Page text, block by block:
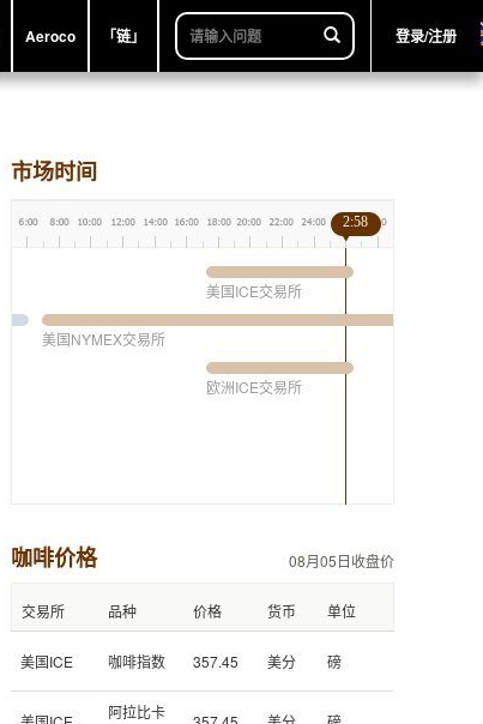
Aeroco 「链」 登录/注册
市场时间
美国ICE交易所
美国NYMEX交易所
欧洲ICE交易所
2:58
咖啡价格 08月05日收盘价
交易所 品种 价格 货币 单位
美国ICE 咖啡指数 357.45 美分 磅
阿拉比卡